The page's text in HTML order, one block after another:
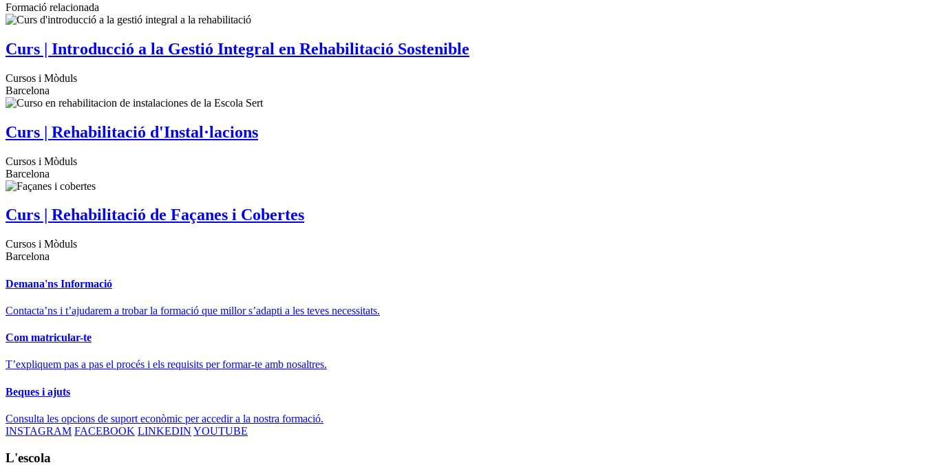
Formació relacionada
Curs | Introducció a la Gestió Integral en Rehabilitació Sostenible
Cursos i Mòduls
Barcelona
Curs | Rehabilitació d'Instal·lacions
Cursos i Mòduls
Barcelona
Curs | Rehabilitació de Façanes i Cobertes
Cursos i Mòduls
Barcelona
Demana'ns Informació
Contacta’ns i t’ajudarem a trobar la formació que millor s’adapti a les teves necessitats.
Com matricular-te
T’expliquem pas a pas el procés i els requisits per formar-te amb nosaltres.
Beques i ajuts
Consulta les opcions de suport econòmic per accedir a la nostra formació.
INSTAGRAM FACEBOOK LINKEDIN YOUTUBE
L'escola